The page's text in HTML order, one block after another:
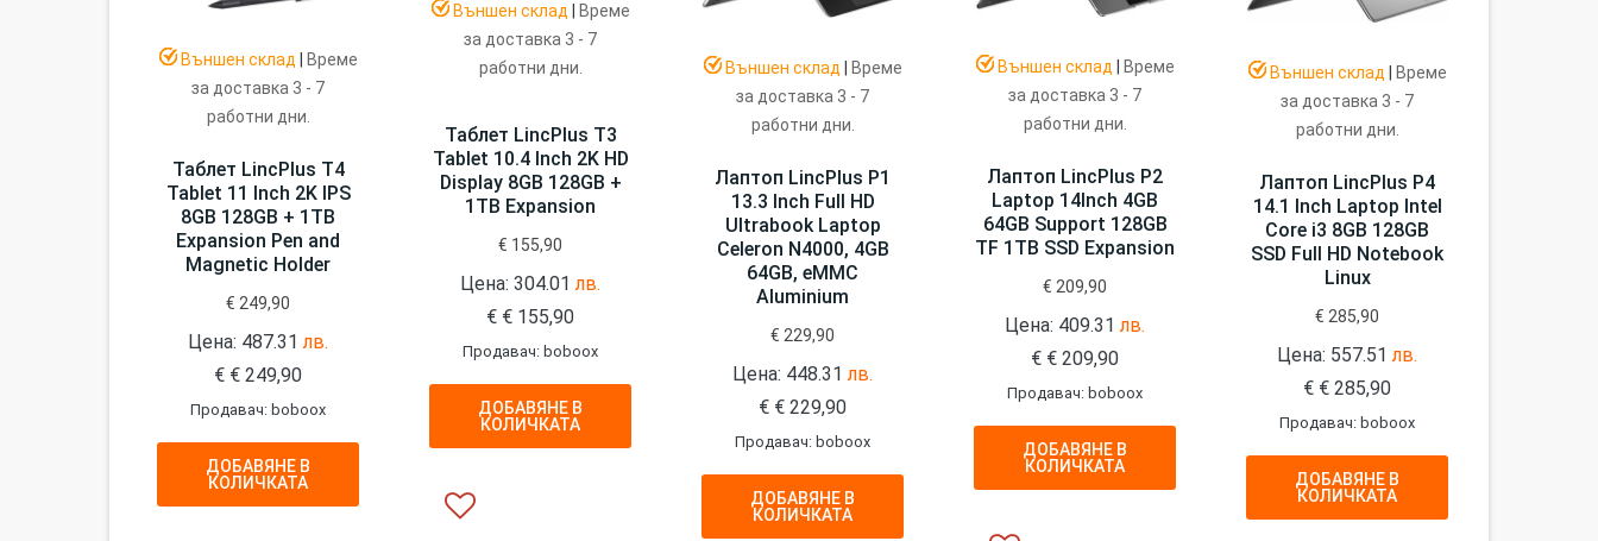
Външен склад
Време
за доставка 3 - 7
работни дни.
Таблет LincPlus T4
Tablet 11 Inch 2K IPS
8GB 128GB + 1TB
Expansion Pen and
Magnetic Holder
€ 249,90
Цена: 487.31лв.
€ € 249,90
Продавач: boboox
ДОБАВЯНЕ В
КОЛИЧКАТА
Външен склад | Време
за доставка 3 - 7
работни дни.
Таблет LincPlus T3
Tablet 10.4 Inch 2K HD
Display 8GB 128GB +
1TB Expansion
€ 155,90
Цена: 304.01лв.
€ € 155,90
Продавач: boboox
ДОБАВЯНЕ В
КОЛИЧКАТА
Външен склад
Време
за доставка 3 - 7
работни дни.
Лаптоп LincPlus P1
13.3 Inch Full HD
Ultrabook Laptop
Celeron N4000, 4GB
64GB, eMMC
Aluminium
€ 229,90
Цена: 448.31лв.
€ € 229,90
Продавач: boboox
ДОБАВЯНЕ В
КОЛИЧКАТА
Външен склад
Време
за доставка 3 - 7
работни дни.
Лаптоп LincPlus P2
Laptop 14Inch 4GB
64GB Support 128GB
TF 1TB SSD Expansion
€ 209,90
Цена: 409.31лв.
€ € 209,90
Продавач: boboox
ДОБАВЯНЕ В
КОЛИЧКАТА
Външен склад | Време
за доставка 3 - 7
работни дни.
Лаптоп LincPlus P4
14.1 Inch Laptop Intel
Core i3 8GB 128GB
SSD Full HD Notebook
Linux
€ 285,90
Цена: 557.51 лв.
€ € 285,90
Продавач: boboox
ДОБАВЯНЕ В
КОЛИЧКАТА